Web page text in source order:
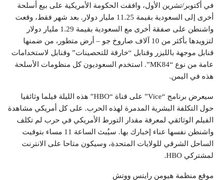
في أكتوبر/تشرين الأول، وافقت الحكومة الأمريكية على بيع أسلحة
أخرى إلى السعودية بقيمة 11.25 مليار دولار. بعد شهر فقط، وقعت
واشنطن على صفقة أخرى مع السعودية بقيمة 1.29 مليار دولار
لتزويدها بأكثر من 10 آلاف صاروخ جو – أرض متطور، من ضمنها
قنابل موجهة بالليزر وقنابل “خارقة للتحصينات” وقنابل لاستخدامات
عامة من نوع “MK84”. استخدم السعوديون كل منظومات الأسلحة
هذه في اليمن.
سيعرض برنامج “Vice” على قناة “HBO” هذه الليلة فيلما وثائقيا
حول التكلفة البشرية المدمرة لهذه الحرب. على كل أمريكي مشاهدة
الفيلم الوثائقي لمعرفة مقدار التورط الأمريكي في حرب لم تكلف
واشنطن نفسها عناء إخبارك بها. سيُبث الساعة 11 مساء بتوقيت
الساحل الشرقي للولايات المتحدة، وسيكون متاحا على الانترنت
لمشتركي HBO.
موقع منظمة هيومن رايتس ووتش